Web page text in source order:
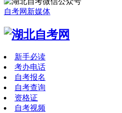
自考网新媒体
新手必读
考办电话
自考报名
自考查询
资格证
自考视频